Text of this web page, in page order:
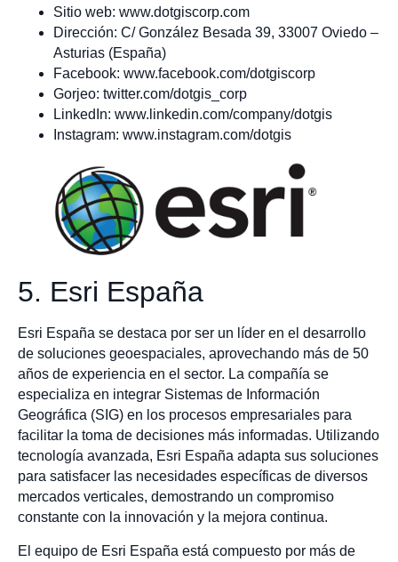
Sitio web: www.dotgiscorp.com
Dirección: C/ González Besada 39, 33007 Oviedo –
Asturias (España)
Facebook: www.facebook.com/dotgiscorp
Gorjeo: twitter.com/dotgis_corp
LinkedIn: www.linkedin.com/company/dotgis
Instagram: www.instagram.com/dotgis
5. Esri España
Esri España se destaca por ser un líder en el desarrollo
de soluciones geoespaciales, aprovechando más de 50
años de experiencia en el sector. La compañía se
especializa en integrar Sistemas de Información
Geográfica (SIG) en los procesos empresariales para
facilitar la toma de decisiones más informadas. Utilizando
tecnología avanzada, Esri España adapta sus soluciones
para satisfacer las necesidades específicas de diversos
mercados verticales, demostrando un compromiso
constante con la innovación y la mejora continua.
El equipo de Esri España está compuesto por más de